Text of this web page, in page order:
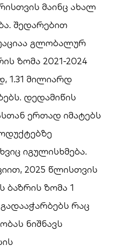
მაინც ახალ
შედარებით
გლობალურ
ზომა 2021-2024
1.31 მილიარდ
დედამიწის
ერთად იმატებს
იგულისხმება.
2025 წლისთვის
ზომა 1
რაც
ნიშნავს